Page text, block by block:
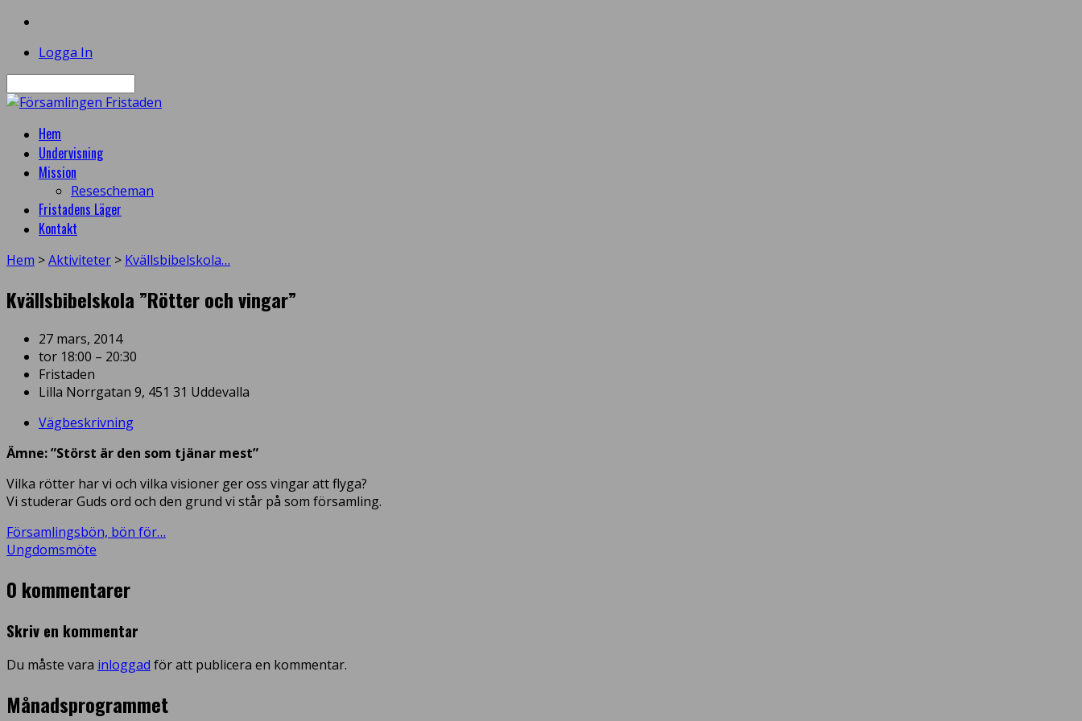
Logga In
Hem
Undervisning
Mission
Resescheman
Fristadens Läger
Kontakt
Hem >Aktiviteter > Kvällsbibelskola…
Kvällsbibelskola ”Rötter och vingar”
27 mars, 2014
tor 18:00 – 20:30
Fristaden
Lilla Norrgatan 9, 451 31 Uddevalla
Vägbeskrivning
Ämne: ”Störst är den som tjänar mest”
Vilka rötter har vi och vilka visioner ger oss vingar att flyga?
Vi studerar Guds ord och den grund vi står på som församling.
Församlingsbön, bön för…
Ungdomsmöte
0 kommentarer
Skriv en kommentar
Du måste vara inloggad för att publicera en kommentar.
Månadsprogrammet